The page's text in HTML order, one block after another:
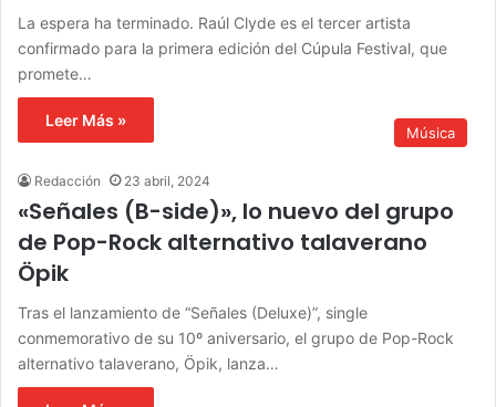
La espera ha terminado. Raúl Clyde es el tercer artista
confirmado para la primera edición del Cúpula Festival, que
promete…
Leer Más »
Música
Redacción 23 abril, 2024
«Señales (B-side)», lo nuevo del grupo
de Pop-Rock alternativo talaverano
Öpik
Tras el lanzamiento de “Señales (Deluxe)”, single
conmemorativo de su 10º aniversario, el grupo de Pop-Rock
alternativo talaverano, Öpik, lanza…